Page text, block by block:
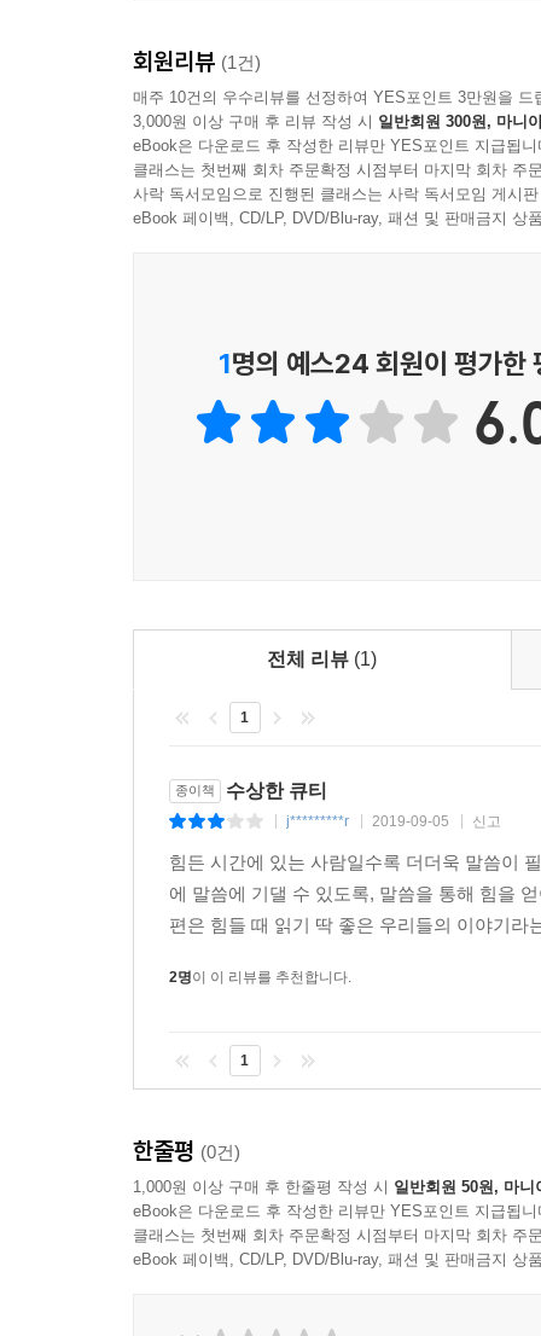
지금 시편 저자의 상황은 그냥 절망이 아니라 완
도 그는 기도의 끈을 놓지 않았습니다. 낮과 밤의
망감이 들 때가 있습니다. 그러하더라도 시편 저자
수험생들이 가장 바라고 필요로 하는 복은 자신
‘기다림’만큼 지루하고 힘든 일이 없습니다. 혹
았다면, 시간이 지날수록 피가 마를 것입니다. 만
습니다. 하나님이 당신을 통해서 하신 그 일을 이
우리가 찬양해야 하는 이유는 무엇일까요? 시편
안 시편으로 말씀 묵상을 했기 때문에 찬양해야
리가 역시 해야 할 일은 하나님을 찬양하는 것입니
_p. 219
- 교회학교 고등부 및 청년부 단체 선물용
- 교회학교 교사와 사역자
- 수험생에게 가장 의미 있는 선물을 하고 싶은 모
● 수상한 큐티 - 시편 100일 편
시편 50일 맞춤 큐티입니다.)
회원리뷰 (1건)
매주 10건의 우수리뷰를 선정하여 YES포인트 3만원을 드
3,000원 이상 구매 후 리뷰 작성 시 일반회원 300원, 마니
eBook은 다운로드 후 작성한 리뷰만 YES포인트 지급됩니
클래스는 첫번째 회차 주문확정 시점부터 마지막 회차 주
사락 독서모임으로 진행된 클래스는 사락 독서모임 게시
eBook 페이백, CD/LP, DVD/Blu-ray, 패션 및 판매금지 상
1명의 예스24 회원이 평가한
전체 리뷰 (1)
1
종이책 수상한 큐티
j*********r 2019-09-05 신고
힘든 시간에 있는 사람일수록 더더욱 말씀이
에 말씀에 기댈 수 있도록, 말씀을 통해 힘을
편은 힘들 때 읽기 딱 좋은 우리들의 이야기
2명이 이 리뷰를 추천합니다.
1
한줄평 (0건)
1,000원 이상 구매 후 한줄평 작성 시 일반회원 50원, 마니
eBook은 다운로드 후 작성한 리뷰만 YES포인트 지급됩니
클래스는 첫번째 회차 주문확정 시점부터 마지막 회차 주
eBook 페이백, CD/LP, DVD/Blu-ray, 패션 및 판매금지 상